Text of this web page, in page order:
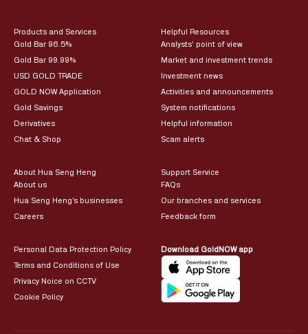
Products and Services
Gold Bar 96.5%
Gold Bar 99.99%
USD GOLD TRADE
GOLD NOW Application
Gold Savings
Derivatives
Chat & Shop
Helpful Resources
Analysts’ point of view
Market and investment trends
Investment news
Activities and announcements
System notifications
Helpful information
Scam alerts
About Hua Seng Heng
About us
Hua Seng Heng’s businesses
Careers
Support Service
FAQs
Our branches and services
Feedback form
Personal Data Protection Policy
Terms and Conditions of Use
Privacy Noice on CCTV
Cookie Policy
Download GoldNOW app